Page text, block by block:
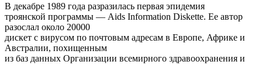
В декабре 1989 года разразилась первая эпидемия
троянской программы — Aids Information Diskette. Ее автор
разослал около 20000
дискет с вирусом по почтовым адресам в Европе, Африке и
Австралии, похищенным
из баз данных Организации всемирного здравоохранения и